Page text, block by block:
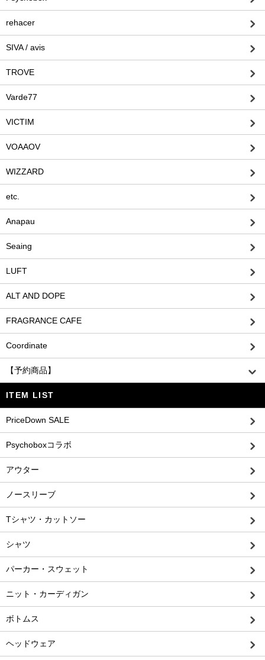
rehacer
SIVA / avis
TROVE
Varde77
VICTIM
VOAAOV
WIZZARD
etc.
Anapau
Seaing
LUFT
ALT AND DOPE
FRAGRANCE CAFE
Coordinate
【予約商品】
ITEM LIST
PriceDown SALE
Psychoboxコラボ
アウター
ノースリーブ
Tシャツ・カットソー
シャツ
パーカー・スウェット
ニット・カーディガン
ボトムス
ヘッドウェア